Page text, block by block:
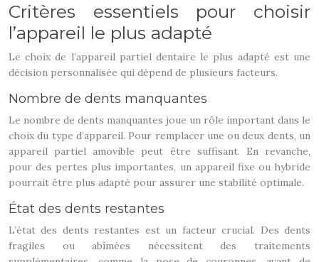
Critères essentiels pour choisir
l’appareil le plus adapté
Le choix de l’appareil partiel dentaire le plus adapté est une
décision personnalisée qui dépend de plusieurs facteurs.
Nombre de dents manquantes
Le nombre de dents manquantes joue un rôle important dans le
choix du type d’appareil. Pour remplacer une ou deux dents, un
appareil partiel amovible peut être suffisant. En revanche,
pour des pertes plus importantes, un appareil fixe ou hybride
pourrait être plus adapté pour assurer une stabilité optimale.
État des dents restantes
L’état des dents restantes est un facteur crucial. Des dents
fragiles ou abîmées nécessitent des traitements